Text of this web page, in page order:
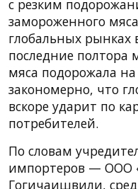
с резким
замороженного
глобальных рынках
последние полтора
мяса подорожала
закономерно, что
вскоре ударит по
потребителей.
По словам
импортеров — ООО
Гогичаишвили,